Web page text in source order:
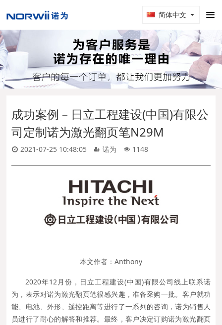
简体中文
成功案例 – 日立工程建设(中国)有限公
司定制诺为激光翻页笔N29M
2021-07-25 10:48:05 诺为 1148
本文作者：Anthony
2020年12月份，日立工程建设(中国)有限公司线上联系诺
为，表示对诺为激光翻页笔很感兴趣，准备采购一批。客户就功
能、电池、外形、遥控距离等进行了一系列的咨询，诺为销售人
员进行了耐心的解答和推荐。最终，客户决定订购诺为激光翻页